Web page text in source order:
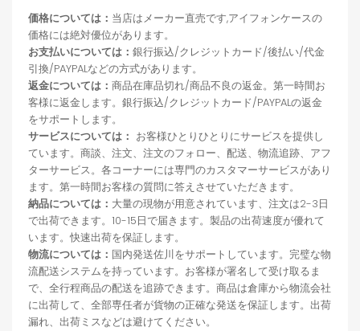
価格については： 当店はメーカー直売です,アイフォンケースの
価格には絶対優位があります。
お支払いについては： 銀行振込/クレジットカード/後払い/代金
引換/PAYPALなどの方式があります。
返金については： 商品在庫品切れ/商品不良の返金。第一時間お
客様に返金します。銀行振込/クレジットカード/PAYPALの返金
をサポートします。
サービスについては： お客様ひとりひとりにサービスを提供し
ています。商談、注文、注文のフォロー、配送、物流追跡、アフ
ターサービス。各コーナーには専門のカスタマーサービスがあり
ます。第一時間お客様の質問に答えさせていただきます。
納品については： 大量の現物が用意されています、注文は2-3日
で出荷できます。10-15日で届きます。製品の出荷速度が優れて
います。快速出荷を保証します。
物流については： 国内発送佐川をサポートしています。完璧な物
流配送システムを持っています。お客様が署名して受け取るま
で、全行程商品の配送を追跡できます。商品は倉庫から物流会社
に出荷して、全部専任者が貨物の正確な発送を保証します。出荷
漏れ、出荷ミスなどは避けてください。